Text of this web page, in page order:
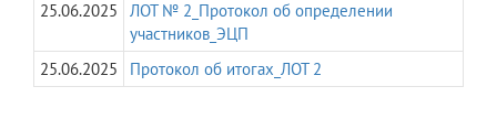
25.06.2025
ЛОТ № 2_Протокол об определении
участников_ЭЦП
25.06.2025
Протокол об итогах_ЛОТ 2